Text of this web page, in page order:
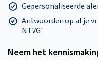
Gepersonaliseerde
Antwoorden op al je
NTVG'
Neem het